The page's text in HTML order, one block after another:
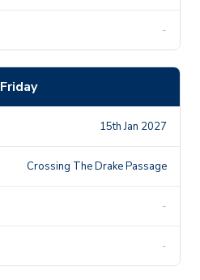
-
Friday
15th Jan 2027
Crossing The Drake Passage
-
-